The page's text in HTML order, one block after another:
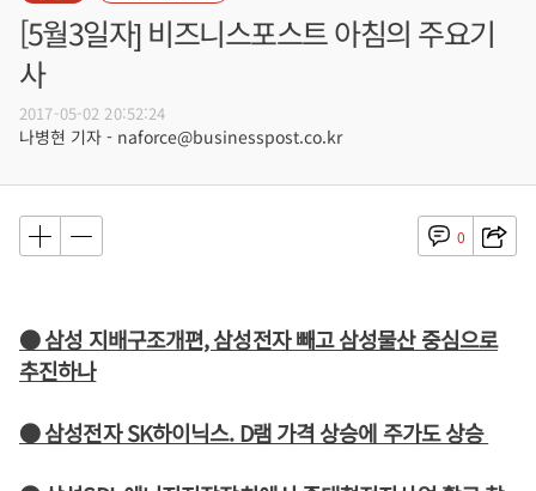
[5월3일자] 비즈니스포스트 아침의 주요기
사
2017-05-02 20:52:24
나병현 기자 - naforce@businesspost.co.kr
0
● 삼성 지배구조개편, 삼성전자 빼고 삼성물산 중심으로
추진하나
● 삼성전자 SK하이닉스. D램 가격 상승에 주가도 상승